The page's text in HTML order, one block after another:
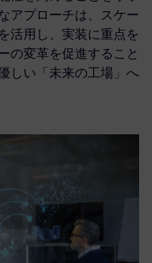
アプローチは、スケー
活用し、実装に重点を
の変革を促進すること
しい「未来の工場」へ